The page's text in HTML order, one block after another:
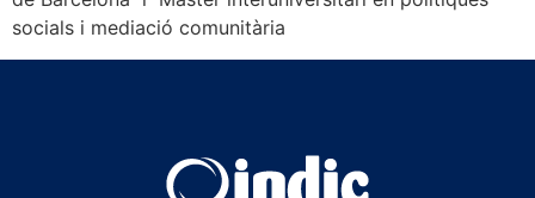
socials i mediació comunitària